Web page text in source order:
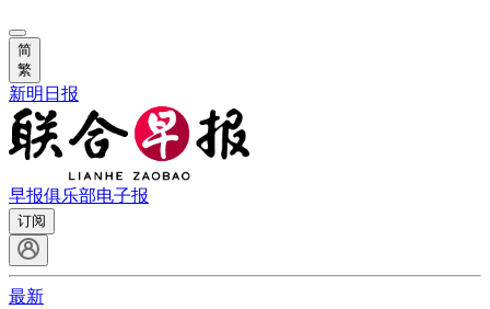
简
繁
新明日报
早报俱乐部电子报
订阅
最新